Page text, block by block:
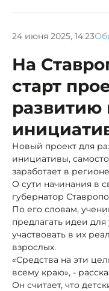
24 июня 2025, 14:23
На
старт
развитию
Новый проект для
инициативы,
заработает в
О сути начинания в
губернатор
По его словам,
предлагать идеи
участвовать в их
взрослых.
«Средства на эти
всему краю», -
Он считает, что